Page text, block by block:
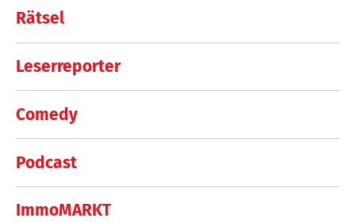
Rätsel
Leserreporter
Comedy
Podcast
ImmoMARKT